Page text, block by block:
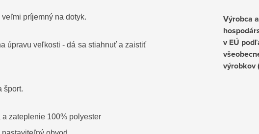
príjemný na dotyk.
úpravu veľkosti - dá sa stiahnuť a zaistiť
šport.
zateplenie 100% polyester
Výrobca
v EÚ
výrobkov